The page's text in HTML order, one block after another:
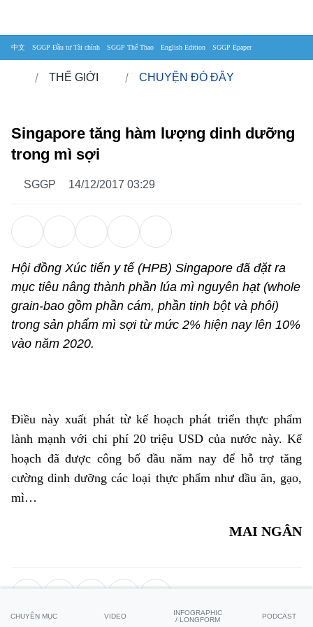
中文 SGGP Đầu tư Tài chính SGGP Thể Thao English Edition SGGP Epaper
THẾ GIỚI CHUYỆN ĐÓ ĐÂY
Singapore tăng hàm lượng dinh dưỡng
trong mì sợi
SGGP 14/12/2017 03:29
Hội đồng Xúc tiến y tế (HPB) Singapore đã đặt ra
mục tiêu nâng thành phần lúa mì nguyên hạt (whole
grain-bao gồm phần cám, phần tinh bột và phôi)
trong sản phẩm mì sợi từ mức 2% hiện nay lên 10%
vào năm 2020.
Điều này xuất phát từ kế hoạch phát triển thực phẩm
lành mạnh với chi phí 20 triệu USD của nước này. Kế
hoạch đã được công bố đầu năm nay để hỗ trợ tăng
cường dinh dưỡng các loại thực phẩm như dầu ăn, gạo,
mì…
MAI NGÂN
CHUYÊN MỤC VIDEO
INFOGRAPHIC
/ LONGFORM
PODCAST